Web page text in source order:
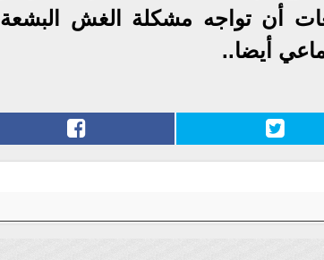
أن تواجه مشكلة الغش البشعة
أيضا..